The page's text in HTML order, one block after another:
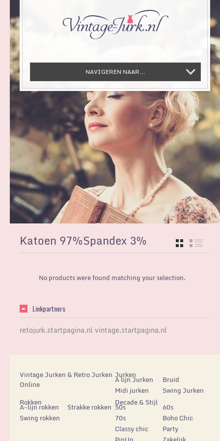
NAVIGEREN NAAR...
Katoen 97%Spandex 3% GRID
No products were found matching your selection.
Linkpartners
retojurk.startpagina.nl vintage.startpagina.nl
Vintage Jurken & Retro Jurken
Online
Jurken
A lijn Jurken
Bruid
Midi jurken
Swing Jurken
Rokken
A-lijn rokken
Strakke rokken
Swing rokken
Decade & Stijl
50s
60s
70s
Boho Chic
Classy chic
Party